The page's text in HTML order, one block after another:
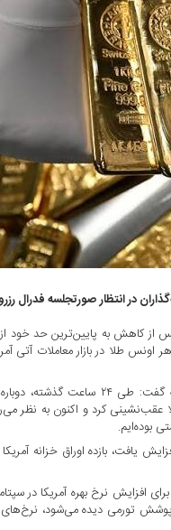
افزایش به ۴۱۲۸ دلار رسید؛ سرمایه‌گذاران در
کاهش به پایین‌ترین حد خود از
ایلیا اسپیواک، رئیس بخش کلان جهانی در
عقب‌نشینی کرد و اکنون به نظر
بوده‌ایم.
در معاملات ابتدایی روز جاری حدود ۳ درصد افزایش
پوشش تورمی دیده می‌شود، نرخ‌های